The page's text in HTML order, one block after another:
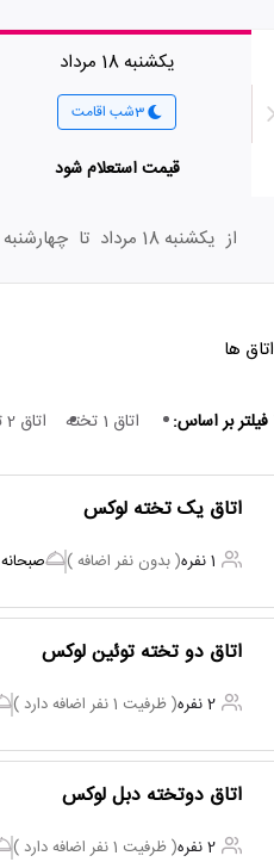
یکشنبه 18 مرداد
3شب اقامت
قیمت استعلام شود
از یکشنبه 18 مرداد تا چهارشنبه 21 مرداد
اتاق ها
فیلتر بر اساس: اتاق 1 تخته اتاق 2 تخته
اتاق یک تخته لوکس
1 نفره ( بدون نفر اضافه ) صبحانه
اتاق دو تخته توئین لوکس
2 نفره ( ظرفیت 1 نفر اضافه دارد )
اتاق دوتخته دبل لوکس
2 نفره ( ظرفیت 1 نفر اضافه دارد )